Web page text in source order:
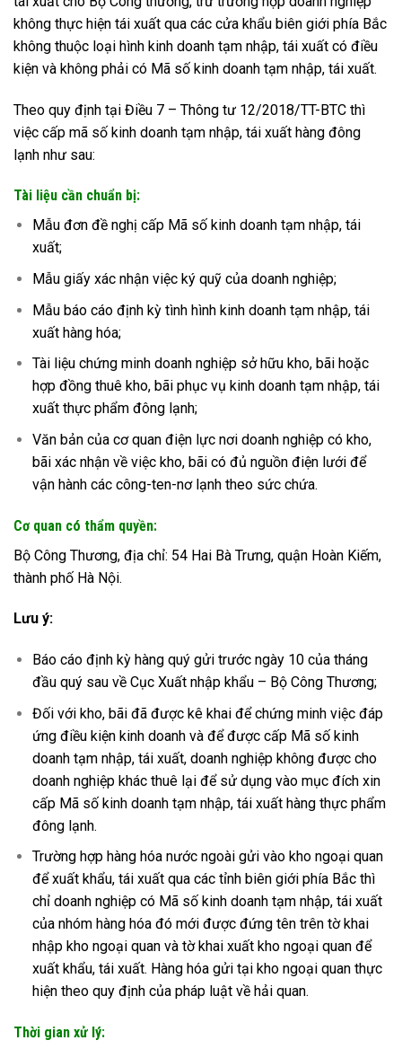
không thực hiện tái xuất qua các cửa khẩu biên giới phía Bắc
không thuộc loại hình kinh doanh tạm nhập, tái xuất có điều
kiện và không phải có Mã số kinh doanh tạm nhập, tái xuất.
Theo quy định tại Điều 7 – Thông tư 12/2018/TT-BTC thì
việc cấp mã số kinh doanh tạm nhập, tái xuất hàng đông
lạnh như sau:
Tài liệu cần chuẩn bị:
Mẫu đơn đề nghị cấp Mã số kinh doanh tạm nhập, tái
xuất;
Mẫu giấy xác nhận việc ký quỹ của doanh nghiệp;
Mẫu báo cáo định kỳ tình hình kinh doanh tạm nhập, tái
xuất hàng hóa;
Tài liệu chứng minh doanh nghiệp sở hữu kho, bãi hoặc
hợp đồng thuê kho, bãi phục vụ kinh doanh tạm nhập, tái
xuất thực phẩm đông lạnh;
Văn bản của cơ quan điện lực nơi doanh nghiệp có kho,
bãi xác nhận về việc kho, bãi có đủ nguồn điện lưới để
vận hành các công-ten-nơ lạnh theo sức chứa.
Cơ quan có thẩm quyền:
Bộ Công Thương, địa chỉ: 54 Hai Bà Trưng, quận Hoàn Kiếm,
thành phố Hà Nội.
Lưu ý:
Báo cáo định kỳ hàng quý gửi trước ngày 10 của tháng
đầu quý sau về Cục Xuất nhập khẩu – Bộ Công Thương;
Đối với kho, bãi đã được kê khai để chứng minh việc đáp
ứng điều kiện kinh doanh và để được cấp Mã số kinh
doanh tạm nhập, tái xuất, doanh nghiệp không được cho
doanh nghiệp khác thuê lại để sử dụng vào mục đích xin
cấp Mã số kinh doanh tạm nhập, tái xuất hàng thực phẩm
đông lạnh.
Trường hợp hàng hóa nước ngoài gửi vào kho ngoại quan
để xuất khẩu, tái xuất qua các tỉnh biên giới phía Bắc thì
chỉ doanh nghiệp có Mã số kinh doanh tạm nhập, tái xuất
của nhóm hàng hóa đó mới được đứng tên trên tờ khai
nhập kho ngoại quan và tờ khai xuất kho ngoại quan để
xuất khẩu, tái xuất. Hàng hóa gửi tại kho ngoại quan thực
hiện theo quy định của pháp luật về hải quan.
Thời gian xử lý: